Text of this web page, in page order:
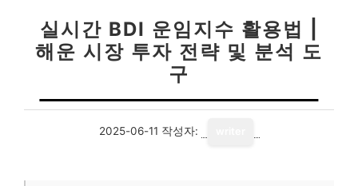
실시간 BDI 운임지수 활용법 |
해운 시장 투자 전략 및 분석 도
구
2025-06-11 작성자: